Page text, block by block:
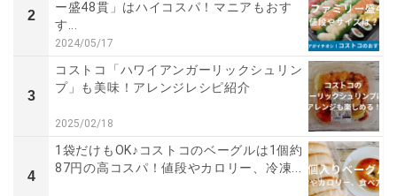
2
ー盛48貫」はハイコスパ！マニアもおす
す...
2024/05/17
3
コストコ「ハワイアンガーリックシュリン
プ」も美味！アレンジレシピ紹介
2025/02/18
4
1袋だけもOK♪コストコのベーグルは1個約
87円の高コスパ！値段やカロリー、冷凍...